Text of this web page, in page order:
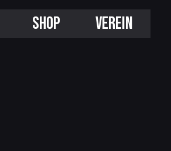
SHOP VEREIN